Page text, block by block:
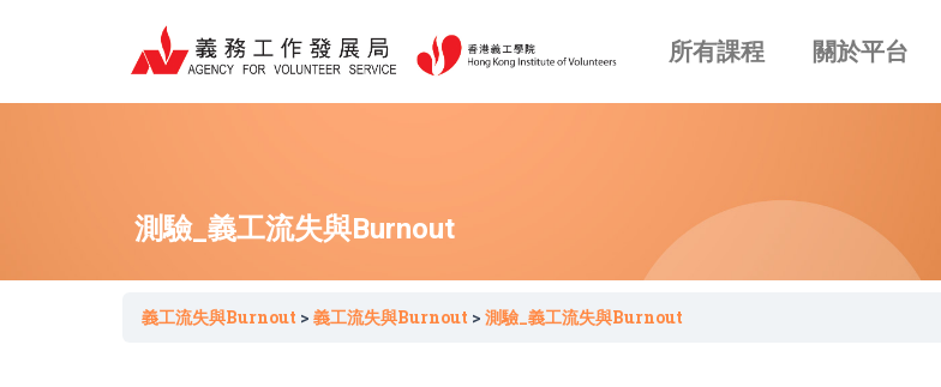
要
所有課程 關於平台
測驗_義工流失與Burnout
義工流失與Burnout 義工流失與Burnout 測驗_義工流失與Burnout